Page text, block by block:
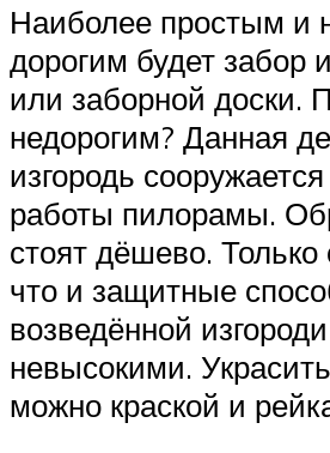
Наиболее простым и
дорогим будет забор
или заборной доски.
недорогим? Данная
изгородь
работы пилорамы.
стоят дёшево. Только
что и защитные
возведённой
невысокими.
можно краской и